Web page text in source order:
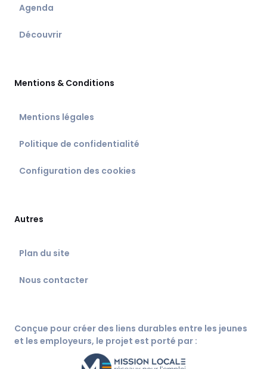
Agenda
Découvrir
Mentions & Conditions
Mentions légales
Politique de confidentialité
Configuration des cookies
Autres
Plan du site
Nous contacter
Conçue pour créer des liens durables entre les jeunes
et les employeurs, le projet est porté par :